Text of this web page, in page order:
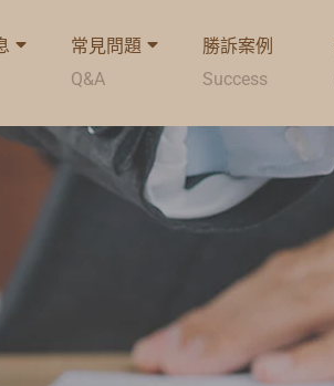
常見問題
Q&A
勝訴案例
Success